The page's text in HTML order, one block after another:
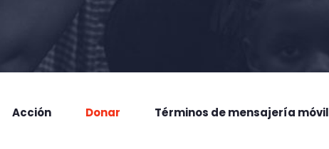
Acción Donar Términos de mensajería móvil